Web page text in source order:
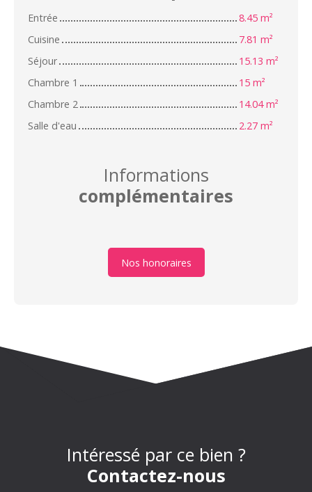
Entrée
8.45 m²
Cuisine
7.81 m²
Séjour
15.13 m²
Chambre 1
15 m²
Chambre 2
14.04 m²
Salle d'eau
2.27 m²
Informations
complémentaires
Nos honoraires
Intéressé par ce bien ?
Contactez-nous